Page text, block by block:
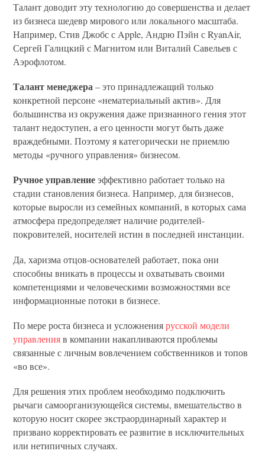
Талант доводит эту технологию до совершенства и делает
из бизнеса шедевр мирового или локального масштаба.
Например, Стив Джобс с Apple, Андрю Пэйн с RyanAir,
Сергей Галицкий с Магнитом или Виталий Савельев с
Аэрофлотом.
Талант менеджера– это принадлежащий только
конкретной персоне «нематериальный актив». Для
большинства из окружения даже признанного гения этот
талант недоступен, а его ценности могут быть даже
враждебными. Поэтому я категорически не приемлю
методы «ручного управления» бизнесом.
Ручное управлениеэффективно работает только на
стадии становления бизнеса. Например, для бизнесов,
которые выросли из семейных компаний, в которых сама
атмосфера предопределяет наличие родителей-
покровителей, носителей истин в последней инстанции.
Да, харизма отцов-основателей работает, пока они
способны вникать в процессы и охватывать своими
компетенциями и человеческими возможностями все
информационные потоки в бизнесе.
По мере роста бизнеса и усложнениярусской модели
управленияв компании накапливаются проблемы
связанные с личным вовлечением собственников и топов
«во все».
Для решения этих проблем необходимо подключить
рычаги самоорганизующейся системы, вмешательство в
которую носит скорее экстраординарный характер и
призвано корректировать ее развитие в исключительных
или нетипичных случаях.